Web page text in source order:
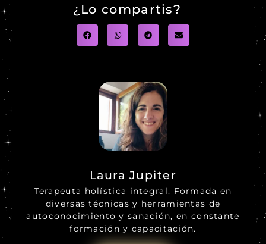
¿Lo compartis?
Laura Jupiter
Terapeuta holística integral. Formada en
diversas técnicas y herramientas de
autoconocimiento y sanación, en constante
formación y capacitación.